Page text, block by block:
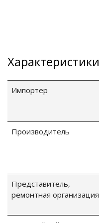
защита)
и
Характеристики
Импортер
Производитель
Представитель,
ремонтная организация